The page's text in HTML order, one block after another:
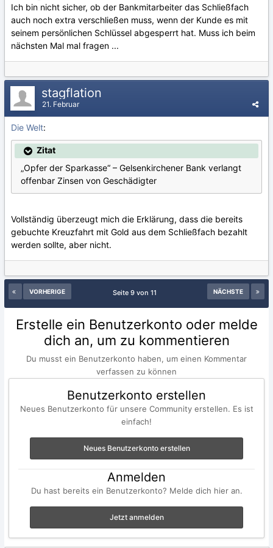
Ich bin nicht sicher, ob der Bankmitarbeiter das Schließfach
auch noch extra verschließen muss, wenn der Kunde es mit
seinem persönlichen Schlüssel abgesperrt hat. Muss ich beim
nächsten Mal mal fragen ...
stagflation
21. Februar
Die Welt:
Zitat
„Opfer der Sparkasse“ – Gelsenkirchener Bank verlangt
offenbar Zinsen von Geschädigter
Vollständig überzeugt mich die Erklärung, dass die bereits
gebuchte Kreuzfahrt mit Gold aus dem Schließfach bezahlt
werden sollte, aber nicht.
VORHERIGE NÄCHSTE
Seite 9 von 11
Erstelle ein Benutzerkonto oder melde
dich an, um zu kommentieren
Du musst ein Benutzerkonto haben, um einen Kommentar
verfassen zu können
Benutzerkonto erstellen
Neues Benutzerkonto für unsere Community erstellen. Es ist
einfach!
Neues Benutzerkonto erstellen
Anmelden
Du hast bereits ein Benutzerkonto? Melde dich hier an.
Jetzt anmelden